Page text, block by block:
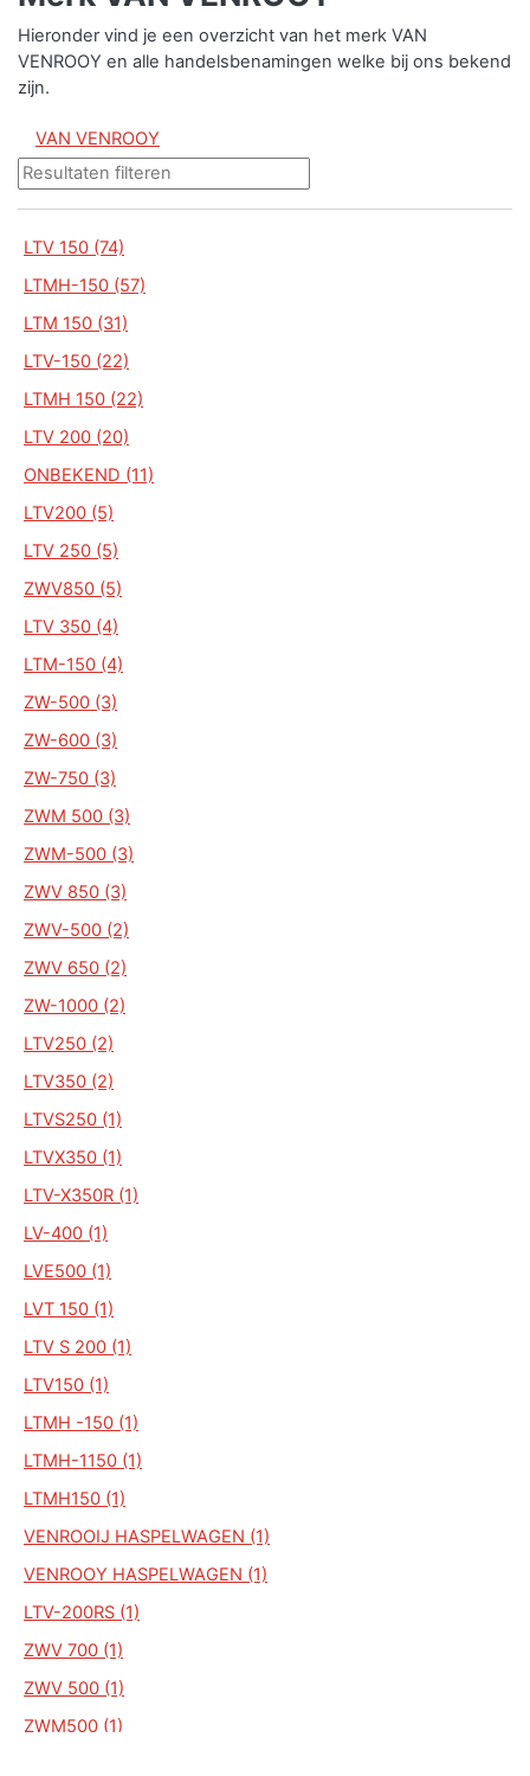
Hieronder vind je een overzicht van het merk VAN
VENROOY en alle handelsbenamingen welke bij ons bekend
zijn.
VAN VENROOY
LTV 150 (74)
LTMH-150 (57)
LTM 150 (31)
LTV-150 (22)
LTMH 150 (22)
LTV 200 (20)
ONBEKEND (11)
LTV200 (5)
LTV 250 (5)
ZWV850 (5)
LTV 350 (4)
LTM-150 (4)
ZW-500 (3)
ZW-600 (3)
ZW-750 (3)
ZWM 500 (3)
ZWM-500 (3)
ZWV 850 (3)
ZWV-500 (2)
ZWV 650 (2)
ZW-1000 (2)
LTV250 (2)
LTV350 (2)
LTVS250 (1)
LTVX350 (1)
LTV-X350R (1)
LV-400 (1)
LVE500 (1)
LVT 150 (1)
LTV S 200 (1)
LTV150 (1)
LTMH -150 (1)
LTMH-1150 (1)
LTMH150 (1)
VENROOIJ HASPELWAGEN (1)
VENROOY HASPELWAGEN (1)
LTV-200RS (1)
ZWV 700 (1)
ZWV 500 (1)
ZWM500 (1)